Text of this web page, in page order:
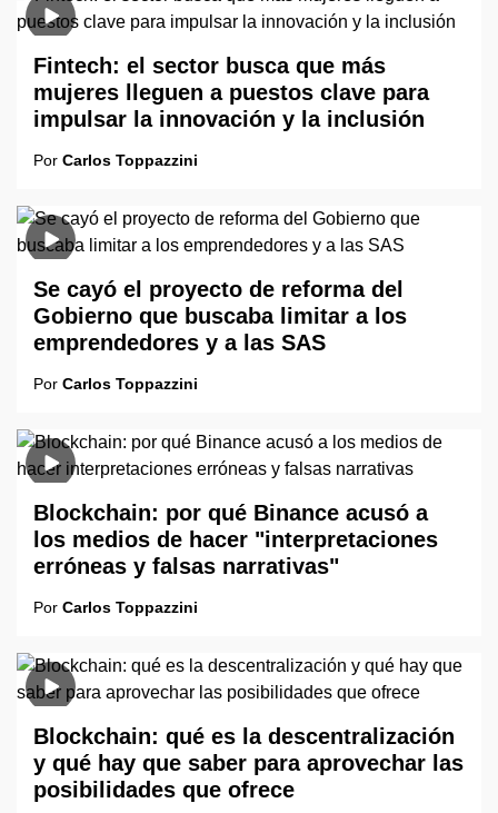
Fintech: el sector busca que más
mujeres lleguen a puestos clave para
impulsar la innovación y la inclusión
Por Carlos Toppazzini
Se cayó el proyecto de reforma del
Gobierno que buscaba limitar a los
emprendedores y a las SAS
Por Carlos Toppazzini
Blockchain: por qué Binance acusó a
los medios de hacer "interpretaciones
erróneas y falsas narrativas"
Por Carlos Toppazzini
Blockchain: qué es la descentralización
y qué hay que saber para aprovechar las
posibilidades que ofrece